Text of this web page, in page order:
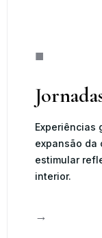
■
Experiências
expansão da
estimular
interior.
→